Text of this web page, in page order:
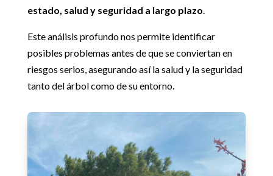
estado, salud y seguridad a largo plazo.
Este análisis profundo nos permite identificar
posibles problemas antes de que se conviertan en
riesgos serios, asegurando así la salud y la seguridad
tanto del árbol como de su entorno.